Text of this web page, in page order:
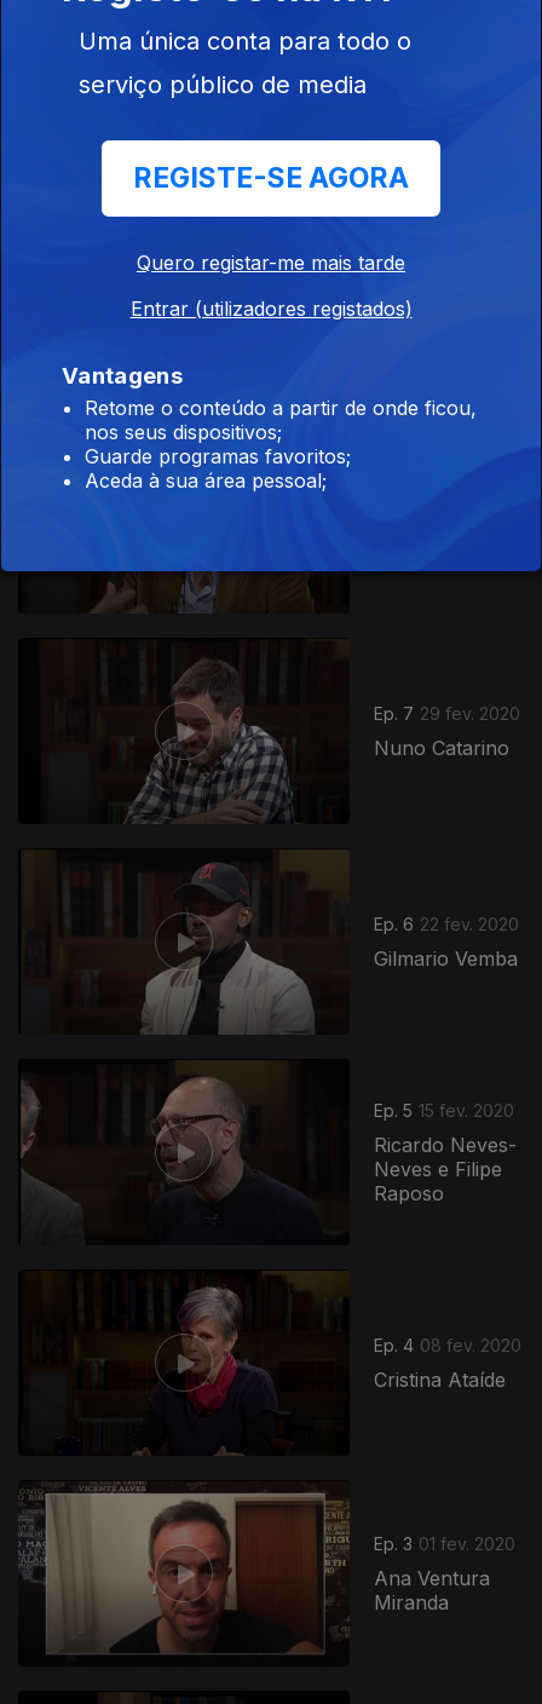
Ep. 10
Camacho
Germano
Ep. 7 29 fev. 2020
Nuno Catarino
Ep. 6 22 fev. 2020
Gilmario Vemba
Ep. 5 15 fev. 2020
Ricardo Neves-
Neves e Filipe
Raposo
Ep. 4 08 fev. 2020
Cristina Ataíde
Ep. 3 01 fev. 2020
Ana Ventura
Miranda
Uma única conta para todo o
serviço público de media
REGISTE-SE AGORA
Quero registar-me mais tarde
Entrar (utilizadores registados)
Vantagens
Retome o conteúdo a partir de onde ficou,
nos seus dispositivos;
Guarde programas favoritos;
Aceda à sua área pessoal;